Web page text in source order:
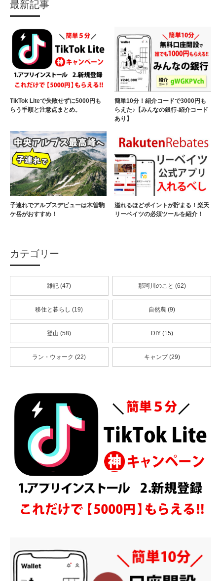
最新記事
TikTok Liteで失敗せずに5000円も
らう手順と注意点まとめ。
簡単10分！紹介コードで3000円も
らえた♪【みんなの銀行-紹介コード
あり】
子連れでアルプスデビューは木曽駒
ケ岳がおすすめ！
溢れるほどポイントが貯まる！楽天
リーベイツの必須ツールを紹介！
カテゴリー
雑記 (47) 那珂川のこと (62)
移住と暮らし (19) 自然農 (9)
登山 (58) DIY (15)
ラン・ウォーク (22) キャンプ (29)